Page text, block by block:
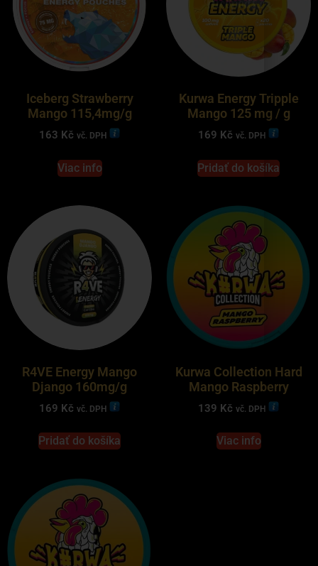
Iceberg Strawberry
Mango 115,4mg/g
163 Kč vč. DPH
Viac info
Kurwa Energy Tripple
Mango 125 mg / g
169 Kč vč. DPH
Pridať do košíka
R4VE Energy Mango
Django 160mg/g
169 Kč vč. DPH
Pridať do košíka
Kurwa Collection Hard
Mango Raspberry
139 Kč vč. DPH
Viac info